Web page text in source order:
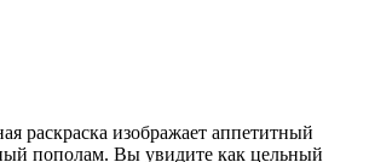
раскраска изображает аппетитный
пополам. Вы увидите как цельный